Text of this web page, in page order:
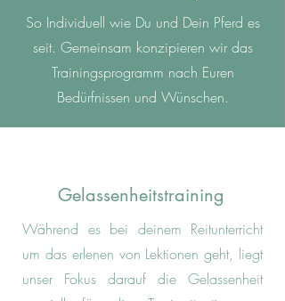
So Individuell wie Du und Dein Pferd es
seit. Gemeinsam konzipieren wir das
Trainingsprogramm nach Euren
Bedürfnissen und Wünschen.
Gelassenheitstraining
Während es bei deinem Reitunterricht
um das erlenen von Lektionen geht, liegt
unser Fokus darauf die Gelassenheit